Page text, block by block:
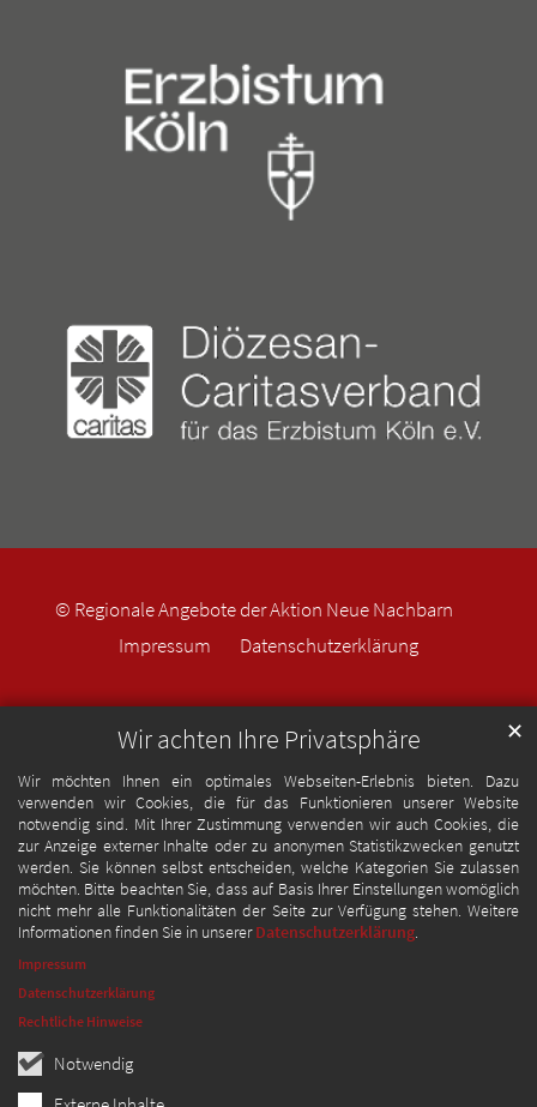
Wir achten Ihre Privatsphäre
Wir möchten Ihnen ein optimales Webseiten-Erlebnis bieten. Dazu
verwenden wir Cookies, die für das Funktionieren unserer Website
notwendig sind. Mit Ihrer Zustimmung verwenden wir auch Cookies, die
zur Anzeige externer Inhalte oder zu anonymen Statistikzwecken genutzt
werden. Sie können selbst entscheiden, welche Kategorien Sie zulassen
möchten. Bitte beachten Sie, dass auf Basis Ihrer Einstellungen womöglich
nicht mehr alle Funktionalitäten der Seite zur Verfügung stehen. Weitere
Informationen finden Sie in unsererDatenschutzerklärung.
Notwendig
✕
Impressum
Datenschutzerklärung
Rechtliche Hinweise
© Regionale Angebote der Aktion Neue Nachbarn
Impressum
Datenschutzerklärung